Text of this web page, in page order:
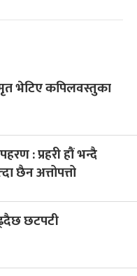
भेटिए कपिलवस्तुका
: प्रहरी हौं भन्दै
छैन अत्तोपत्तो
छटपटी